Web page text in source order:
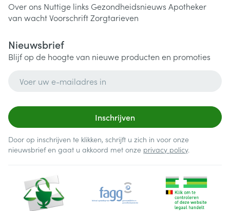
Over ons Nuttige links Gezondheidsnieuws Apotheker
van wachtVoorschriftZorgtarieven
Nieuwsbrief
Blijf op de hoogte van nieuwe producten en promoties
Inschrijven
Door op inschrijven te klikken, schrijft u zich in voor onze
nieuwsbrief en gaat u akkoord met onze privacy policy.